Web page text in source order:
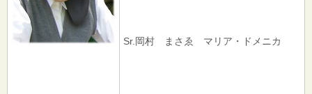
Sr.岡村 まさゑ マリア・ドメニカ